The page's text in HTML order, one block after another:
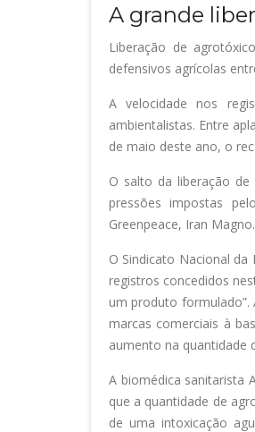
A grande
Liberação de
defensivos agrícolas
A velocidade nos
ambientalistas. Entre
de maio deste ano, o
O salto da liberação
pressões impostas
Greenpeace, Iran Magno.
O Sindicato Nacional
registros concedidos
um produto formulado”.
marcas comerciais à
aumento na quantidade
A biomédica sanitarista
que a quantidade de
de uma intoxicação